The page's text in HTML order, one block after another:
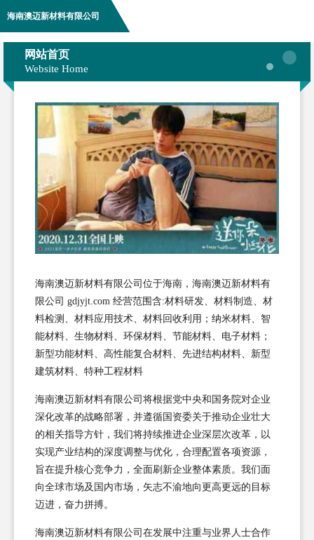
海南澳迈新材料有限公司
网站首页
Website Home
海南澳迈新材料有限公司位于海南，海南澳迈新材料有
限公司 gdjyjt.com 经营范围含:材料研发、材料制造、材
料检测、材料应用技术、材料回收利用；纳米材料、智
能材料、生物材料、环保材料、节能材料、电子材料；
新型功能材料、高性能复合材料、先进结构材料、新型
建筑材料、特种工程材料
海南澳迈新材料有限公司将根据党中央和国务院对企业
深化改革的战略部署，并遵循国资委关于推动企业壮大
的相关指导方针，我们将持续推进企业深层次改革，以
实现产业结构的深度调整与优化，合理配置各项资源，
旨在提升核心竞争力，全面刷新企业整体素质。我们面
向全球市场及国内市场，矢志不渝地向更高更远的目标
迈进，奋力拼搏。
海南澳迈新材料有限公司在发展中注重与业界人士合作